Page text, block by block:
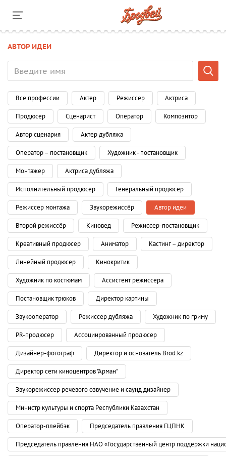
АВТОР ИДЕИ
Все профессии Актер Режиссер Актриса
Продюсер Сценарист Оператор Композитор
Автор сценария Актер дубляжа
Оператор – постановщик Художник - постановщик
Монтажер Актриса дубляжа
Исполнительный продюсер Генеральный продюсер
Режиссер монтажа Звукорежиссёр Автор идеи
Второй режиссёр Киновед Режиссер-постановщик
Креативный продюсер Аниматор Кастинг – директор
Линейный продюсер Кинокритик
Художник по костюмам Ассистент режиссера
Постановщик трюков Директор картины
Звукооператор Режиссер дубляжа Художник по гриму
PR-продюсер Ассоциированный продюсер
Дизайнер-фотограф Директор и основатель Brod.kz
Директор сети киноцентров "Арман"
Звукорежиссер речевого озвучение и саунд дизайнер
Министр культуры и спорта Республики Казахстан
Оператор-плейбэк Председатель правления ГЦПНК
Председатель правления НАО «Государственный центр поддержки